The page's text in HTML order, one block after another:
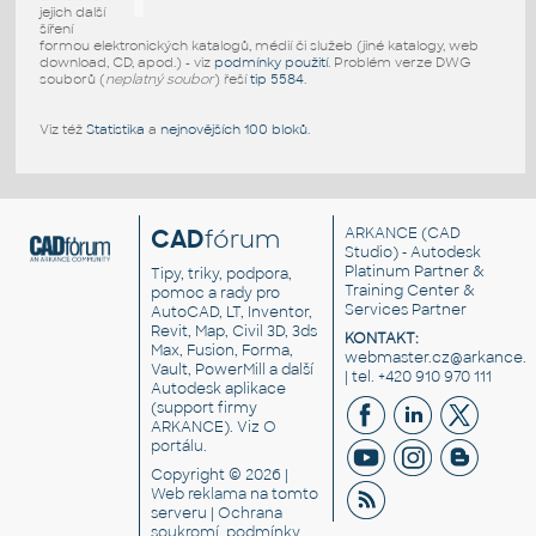
jejich další
šíření
formou elektronických katalogů, médií či služeb (jiné katalogy, web
download, CD, apod.) - viz podmínky použití. Problém verze DWG
souborů (neplatný soubor) řešítip 5584.
Viz též Statistika a nejnovějších 100 bloků.
CADfórum
Tipy, triky, podpora,
pomoc a rady pro
AutoCAD, LT, Inventor,
Revit, Map, Civil 3D, 3ds
Max, Fusion, Forma,
Vault, PowerMill a další
Autodesk aplikace
(support firmy
ARKANCE). VizO
portálu.
Copyright © 2026 |
Web reklama na tomto
serveru |Ochrana
soukromí, podmínky
ARKANCE (CAD
Studio) - Autodesk
Platinum Partner &
Training Center &
Services Partner
KONTAKT:
| tel. +420 910 970 111